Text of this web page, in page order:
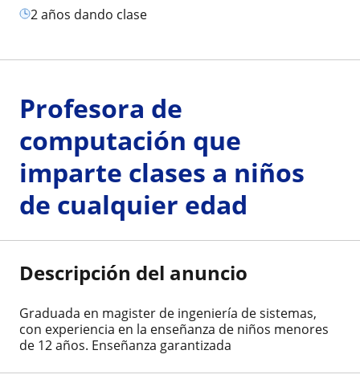
2 años dando clase
Profesora de
computación que
imparte clases a niños
de cualquier edad
Descripción del anuncio
Graduada en magister de ingeniería de sistemas,
con experiencia en la enseñanza de niños menores
de 12 años. Enseñanza garantizada